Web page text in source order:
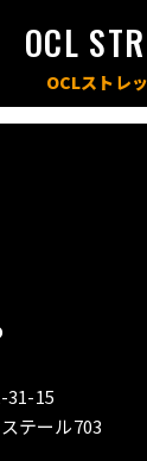
OCL
31-15
テール703